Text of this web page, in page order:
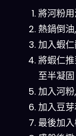
將河粉
熱鍋倒
加入蝦
將蝦仁
至半凝固
加入河
加入豆
最後加